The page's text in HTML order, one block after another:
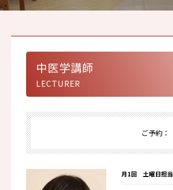
中医学講師
LECTURER
ご予約：
月1回 土曜日担当